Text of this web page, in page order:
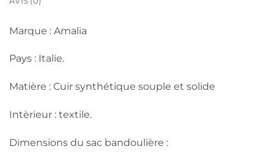
Marque : Amalia
Pays : Italie.
Matière : Cuir synthétique souple et solide
Intèrieur : textile.
Dimensions du sac bandoulière :